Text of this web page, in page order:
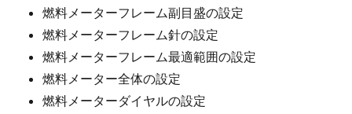
燃料メーターフレーム副目盛の設定
燃料メーターフレーム針の設定
燃料メーターフレーム最適範囲の設定
燃料メーター全体の設定
燃料メーターダイヤルの設定